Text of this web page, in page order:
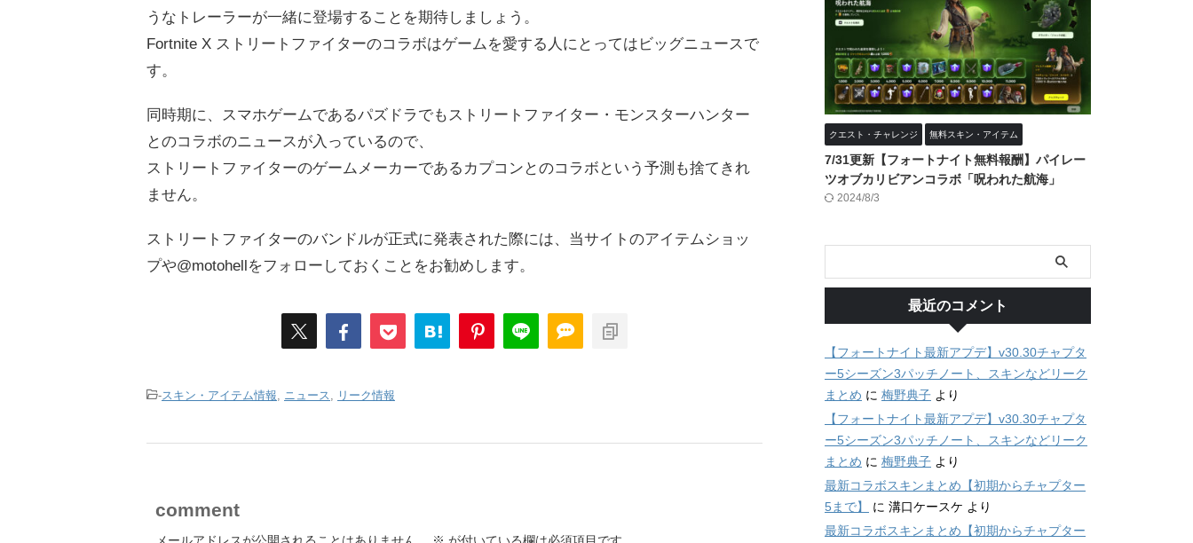
うなトレーラーが一緒に登場することを期待しましょう。
Fortnite X ストリートファイターのコラボはゲームを愛する人にとってはビッグニュースで
す。
同時期に、スマホゲームであるパズドラでもストリートファイター・モンスターハンター
とのコラボのニュースが入っているので、
ストリートファイターのゲームメーカーであるカプコンとのコラボという予測も捨てきれ
ません。
ストリートファイターのバンドルが正式に発表された際には、当サイトのアイテムショッ
プや@motohellをフォローしておくことをお勧めします。
-スキン・アイテム情報, ニュース, リーク情報
comment
クエスト・チャレンジ 無料スキン・アイテム
7/31更新【フォートナイト無料報酬】パイレー
ツオブカリビアンコラボ「呪われた航海」
2024/8/3
最近のコメント
【フォートナイト最新アプデ】v30.30チャプタ
ー5シーズン3パッチノート、スキンなどリーク
まとめ に 梅野典子 より
【フォートナイト最新アプデ】v30.30チャプタ
ー5シーズン3パッチノート、スキンなどリーク
まとめ に 梅野典子 より
最新コラボスキンまとめ【初期からチャプター
5まで】
に 溝口ケースケ より
最新コラボスキンまとめ【初期からチャプター